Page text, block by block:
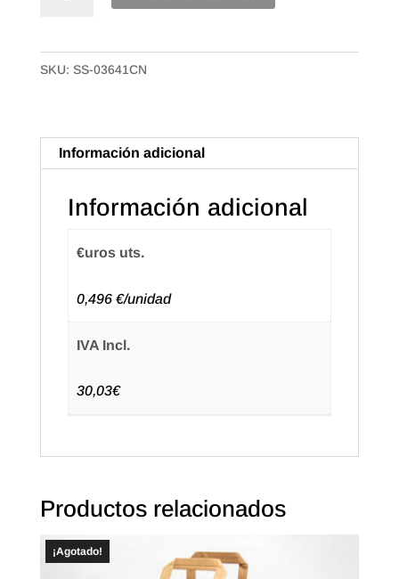
rizada
Kraft
36+12X41
Color
Negro
(50u.)
SKU: SS-03641CN
Información adicional
Información adicional
€uros uts.
0,496 €/unidad
IVA Incl.
30,03€
Productos relacionados
¡Agotado!